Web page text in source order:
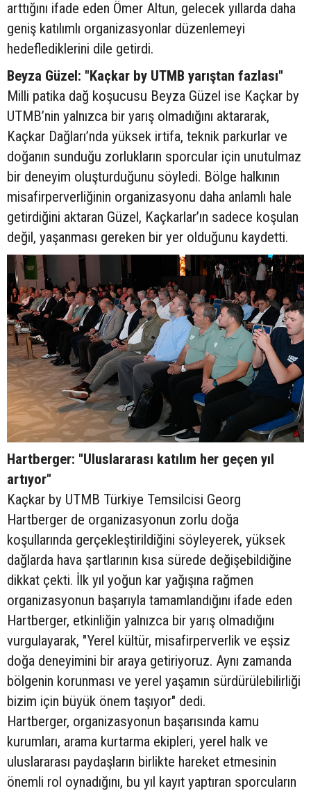
arttığını ifade eden Ömer Altun, gelecek yıllarda daha
geniş katılımlı organizasyonlar düzenlemeyi
hedeflediklerini dile getirdi.
Beyza Güzel: "Kaçkar by UTMB yarıştan fazlası"
Milli patika dağ koşucusu Beyza Güzel ise Kaçkar by
UTMB’nin yalnızca bir yarış olmadığını aktararak,
Kaçkar Dağları’nda yüksek irtifa, teknik parkurlar ve
doğanın sunduğu zorlukların sporcular için unutulmaz
bir deneyim oluşturduğunu söyledi. Bölge halkının
misafirperverliğinin organizasyonu daha anlamlı hale
getirdiğini aktaran Güzel, Kaçkarlar’ın sadece koşulan
değil, yaşanması gereken bir yer olduğunu kaydetti.
Hartberger: "Uluslararası katılım her geçen yıl
artıyor"
Kaçkar by UTMB Türkiye Temsilcisi Georg
Hartberger de organizasyonun zorlu doğa
koşullarında gerçekleştirildiğini söyleyerek, yüksek
dağlarda hava şartlarının kısa sürede değişebildiğine
dikkat çekti. İlk yıl yoğun kar yağışına rağmen
organizasyonun başarıyla tamamlandığını ifade eden
Hartberger, etkinliğin yalnızca bir yarış olmadığını
vurgulayarak, "Yerel kültür, misafirperverlik ve eşsiz
doğa deneyimini bir araya getiriyoruz. Aynı zamanda
bölgenin korunması ve yerel yaşamın sürdürülebilirliği
bizim için büyük önem taşıyor" dedi.
Hartberger, organizasyonun başarısında kamu
kurumları, arama kurtarma ekipleri, yerel halk ve
uluslararası paydaşların birlikte hareket etmesinin
önemli rol oynadığını, bu yıl kayıt yaptıran sporcuların